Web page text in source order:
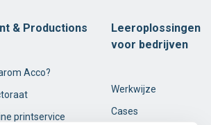
& Productions
Acco?
printservice
Leeroplossingen
voor bedrijven
Werkwijze
Cases